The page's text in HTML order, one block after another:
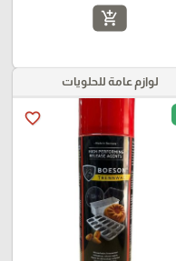
add_shopping_cart
لوازم عامة للحلويات
favorite_border